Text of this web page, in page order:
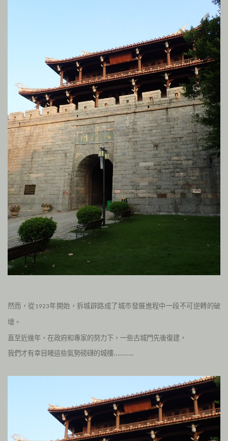
然而，從1923年開始，拆城辟路成了城市發展進程中一段不可逆轉的破
壞。
直至近幾年，在政府和專家的努力下，一些古城門先後復建，
我們才有幸目睹這些氣勢磅礴的城樓………..